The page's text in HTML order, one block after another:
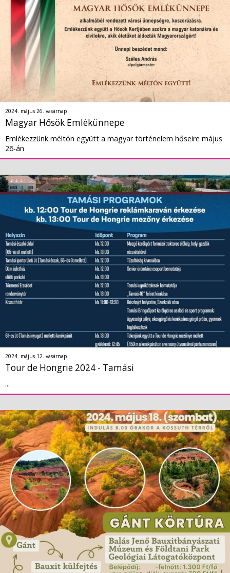
2024. május 26. vasárnap
Magyar Hősök Emlékünnepe
Emlékezzünk méltón együtt a magyar történelem hőseire május
26-án
2024. május 12. vasárnap
Tour de Hongrie 2024 - Tamási
...